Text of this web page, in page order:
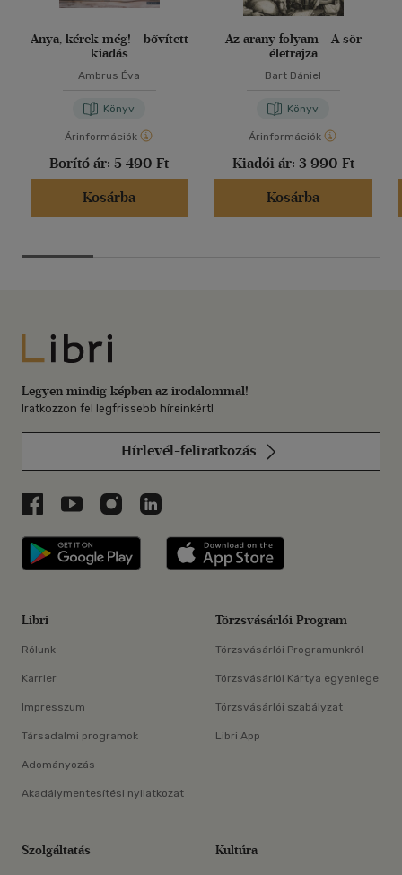
Anya, kérek még! - bővített
kiadás
Ambrus Éva
Könyv
Árinformációk
Borító ár: 5 490 Ft
Kosárba
Az arany folyam - A sör
életrajza
Bart Dániel
Könyv
Árinformációk
Kiadói ár: 3 990 Ft
Kosárba
Libri
Legyen mindig képben az irodalommal!
Iratkozzon fel legfrissebb híreinkért!
Hírlevél-feliratkozás
Libri a Facebookon
Libri a Youtube-on
Libri az Instagramon
Libri a LinkedInen
Libri applikáció Szerezd meg: Google
Libri
Rólunk
Karrier
Impresszum
Társadalmi programok
Adományozás
Akadálymentesítési nyilatkozat
Törzsvásárlói Program
Törzsvásárlói Programunkról
Törzsvásárlói Kártya egyenlege
Törzsvásárlói szabályzat
Libri App
Szolgáltatás Kultúra